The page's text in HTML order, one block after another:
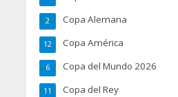
Copa Alemana
2
Copa América
12
Copa del Mundo 2026
6
Copa del Rey
11